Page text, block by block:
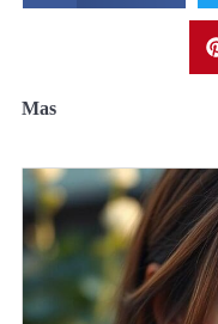
Mas